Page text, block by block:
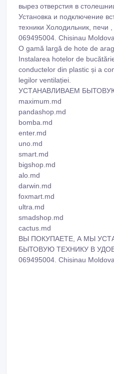
вырез отверстия в
Установка и подключение
техники Холодильник, печи ,
069495004. Chisinau Moldova.
O gamă largă de hote de
Instalarea hotelor de
conductelor din plastic și a
legilor ventilației.
УСТАНАВЛИВАЕМ
maximum.md
pandashop.md
bomba.md
enter.md
uno.md
smart.md
bigshop.md
alo.md
darwin.md
foxmart.md
ultra.md
smadshop.md
cactus.md
ВЫ ПОКУПАЕТЕ, А МЫ
БЫТОВУЮ ТЕХНИКУ В
069495004. Chisinau Moldova.